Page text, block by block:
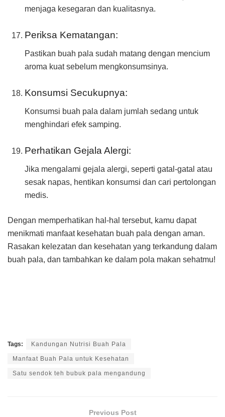
menjaga kesegaran dan kualitasnya.
Periksa Kematangan:
Pastikan buah pala sudah matang dengan mencium
aroma kuat sebelum mengkonsumsinya.
Konsumsi Secukupnya:
Konsumsi buah pala dalam jumlah sedang untuk
menghindari efek samping.
Perhatikan Gejala Alergi:
Jika mengalami gejala alergi, seperti gatal-gatal atau
sesak napas, hentikan konsumsi dan cari pertolongan
medis.
Dengan memperhatikan hal-hal tersebut, kamu dapat
menikmati manfaat kesehatan buah pala dengan aman.
Rasakan kelezatan dan kesehatan yang terkandung dalam
buah pala, dan tambahkan ke dalam pola makan sehatmu!
Tags: Kandungan Nutrisi Buah Pala
Manfaat Buah Pala untuk Kesehatan
Satu sendok teh bubuk pala mengandung
Previous Post